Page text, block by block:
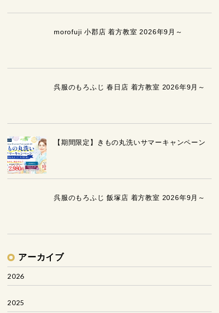
morofuji 小郡店 着方教室 2026年9月～
呉服のもろふじ 春日店 着方教室 2026年9月～
【期間限定】きもの丸洗いサマーキャンペーン
呉服のもろふじ 飯塚店 着方教室 2026年9月～
アーカイブ
2026
2025